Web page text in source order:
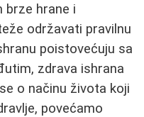
brze hrane i
održavati pravilnu
poistovećuju sa
zdrava ishrana
o načinu života koji
povećamo